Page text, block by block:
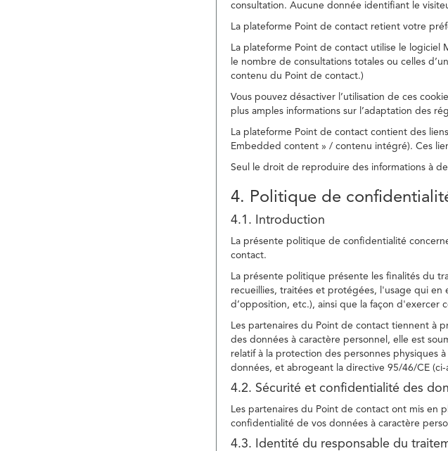
consultation. Aucune donnée identifiant le
La plateforme Point de contact retient votre
La plateforme Point de contact utilise le logiciel
le nombre de consultations totales ou celles
contenu du Point de contact.)
Vous pouvez désactiver l’utilisation de ces
plus amples informations sur l’adaptation des
La plateforme Point de contact contient des
Embedded content » / contenu intégré). Ces
Seul le droit de reproduire des informations à
4. Politique de
4.1. Introduction
La présente politique de confidentialité
contact.
La présente politique présente les finalités du
recueillies, traitées et protégées, l'usage qui en
d’opposition, etc.), ainsi que la façon d'exercer
Les partenaires du Point de contact tiennent à
des données à caractère personnel, elle est
relatif à la protection des personnes physiques
données, et abrogeant la directive 95/46/CE (ci-
4.2. Sécurité et confidentialité des
Les partenaires du Point de contact ont mis en
confidentialité de vos données à caractère
4.3. Identité du responsable du